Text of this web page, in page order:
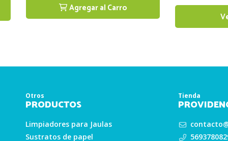
Agregar al Carro
Otros
PRODUCTOS
Limpiadores para Jaulas
Sustratos de papel
Tienda